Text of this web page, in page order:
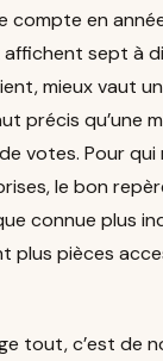
compte en
sept à
mieux vaut
précis qu’une
votes. Pour qui
le bon
connue plus
plus pièces
tout, c’est de